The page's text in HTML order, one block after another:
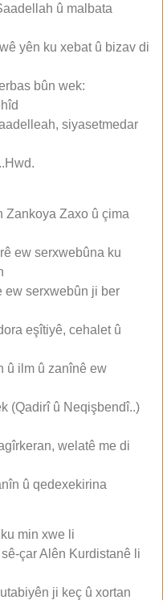
û malbata
yên ku xebat û bizav di
bûn wek:
siyasetmedar
Zankoya Zaxo û çima
ew serxwebûna ku
ew serxwebûn ji ber
eşîtiyê, cehalet û
û ilm û zanînê ew
(Qadirî û Neqişbendî..)
welatê me di
û qedexekirina
min xwe li
çar Alên Kurdistanê li
ji keç û xortan